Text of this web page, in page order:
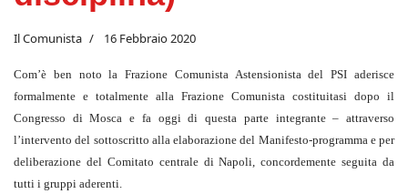
Il Comunista 16 Febbraio 2020
Com’è ben noto la Frazione Comunista Astensionista del PSI aderisce
formalmente e totalmente alla Frazione Comunista costituitasi dopo il
Congresso di Mosca e fa oggi di questa parte integrante – attraverso
l’intervento del sottoscritto alla elaborazione del Manifesto-programma e per
deliberazione del Comitato centrale di Napoli, concordemente seguita da
tutti i gruppi aderenti.